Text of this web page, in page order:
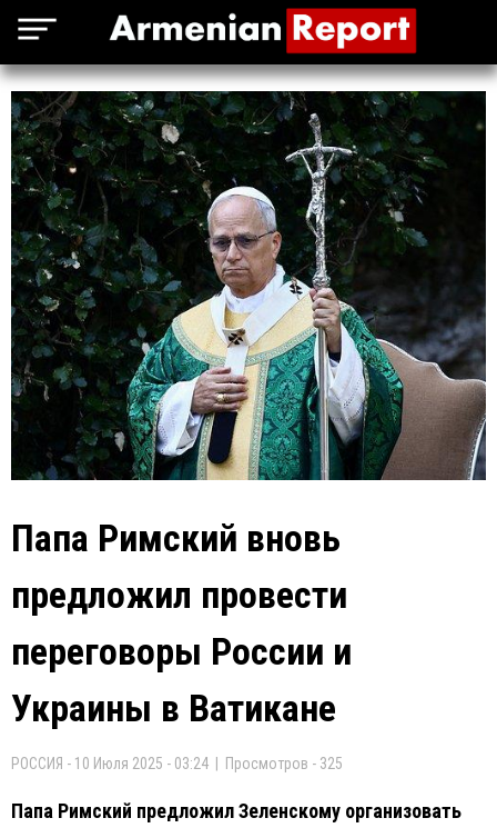
Папа Римский вновь
предложил провести
переговоры России и
Украины в Ватикане
РОССИЯ - 10 Июля 2025 - 03:24 | Просмотров - 325
Папа Римский предложил Зеленскому организовать